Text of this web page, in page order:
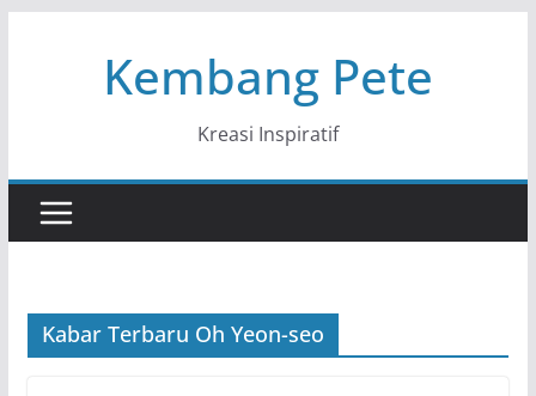
Kembang Pete
Kreasi Inspiratif
Kabar Terbaru Oh Yeon-seo